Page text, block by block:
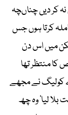
کر دیں چناںچہ
کرتا ہوں جس
میں اس دن
منتظر تھا
کولیگ نے مجھے
بلا لیا‘ وہ چھ